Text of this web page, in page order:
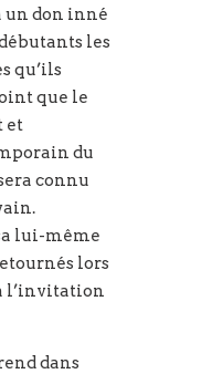
un don inné
les
qu’ils
que le
et
du
connu
lui-même
lors
l’invitation
dans